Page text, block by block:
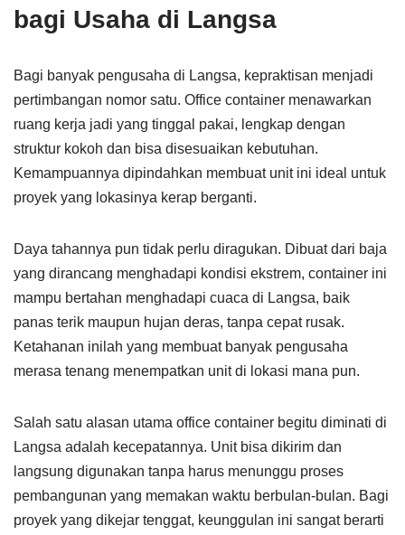
bagi Usaha di Langsa
Bagi banyak pengusaha di Langsa, kepraktisan menjadi
pertimbangan nomor satu. Office container menawarkan
ruang kerja jadi yang tinggal pakai, lengkap dengan
struktur kokoh dan bisa disesuaikan kebutuhan.
Kemampuannya dipindahkan membuat unit ini ideal untuk
proyek yang lokasinya kerap berganti.
Daya tahannya pun tidak perlu diragukan. Dibuat dari baja
yang dirancang menghadapi kondisi ekstrem, container ini
mampu bertahan menghadapi cuaca di Langsa, baik
panas terik maupun hujan deras, tanpa cepat rusak.
Ketahanan inilah yang membuat banyak pengusaha
merasa tenang menempatkan unit di lokasi mana pun.
Salah satu alasan utama office container begitu diminati di
Langsa adalah kecepatannya. Unit bisa dikirim dan
langsung digunakan tanpa harus menunggu proses
pembangunan yang memakan waktu berbulan-bulan. Bagi
proyek yang dikejar tenggat, keunggulan ini sangat berarti